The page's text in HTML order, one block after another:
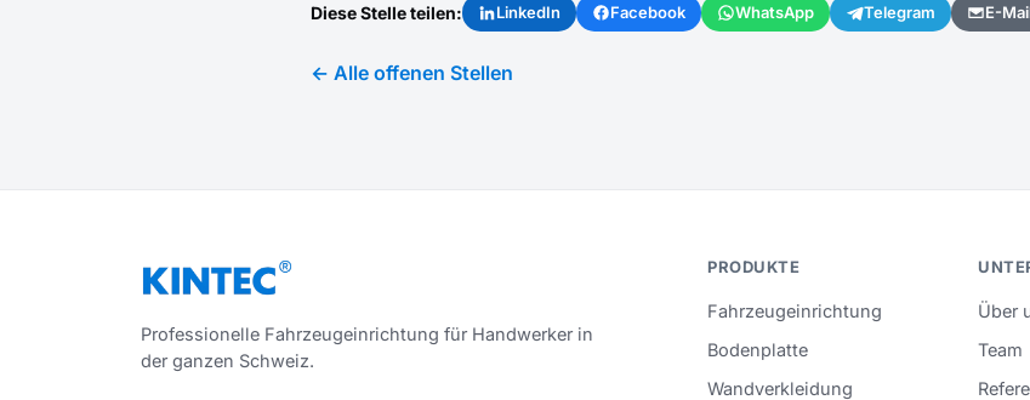
Diese Stelle teilen: LinkedIn Facebook WhatsApp Telegram E-
← Alle offenen Stellen
Professionelle Fahrzeugeinrichtung für Handwerker in
der ganzen Schweiz.
PRODUKTE
Fahrzeugeinrichtung
Bodenplatte
Wandverkleidung
Über
Team